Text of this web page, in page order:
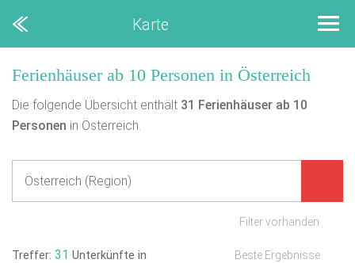
Karte
Ferienhäuser ab 10 Personen in Österreich
Die folgende Übersicht enthält 31 Ferienhäuser ab 10
Personen in Österreich.
Filter vorhanden
Treffer: 31 Unterkünfte in
Beste Ergebnisse